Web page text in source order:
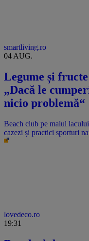
smartliving.ro
04 AUG.
Legume și
„Dacă le
nicio problemă“
Beach club pe malul
cazezi și practici sporturi
lovedeco.ro
19:31